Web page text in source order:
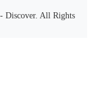
Discover. All Rights